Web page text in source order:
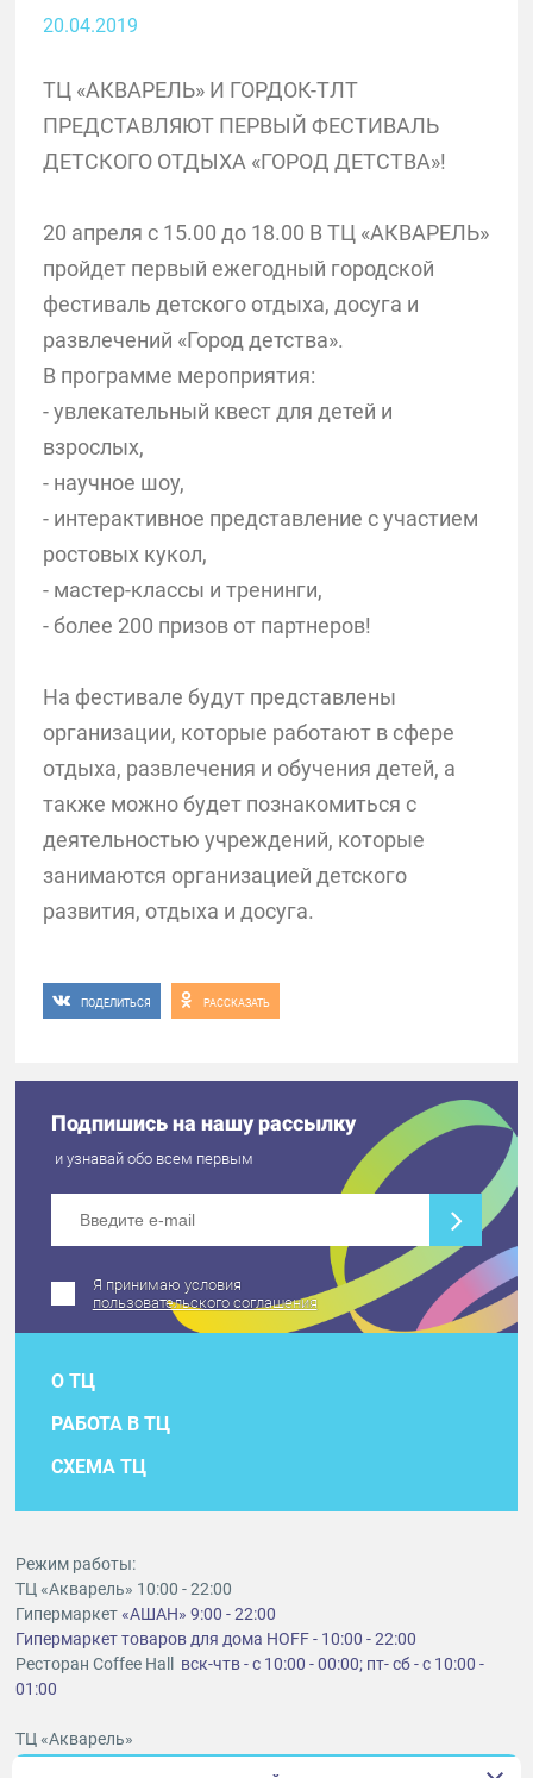
20.04.2019
ТЦ «АКВАРЕЛЬ» И ГОРДОК-ТЛТ
ПРЕДСТАВЛЯЮТ ПЕРВЫЙ ФЕСТИВАЛЬ
ДЕТСКОГО ОТДЫХА «ГОРОД ДЕТСТВА»!
20 апреля с 15.00 до 18.00 В ТЦ «АКВАРЕЛЬ»
пройдет первый ежегодный городской
фестиваль детского отдыха, досуга и
развлечений «Город детства».
В программе мероприятия:
- увлекательный квест для детей и
взрослых,
- научное шоу,
- интерактивное представление с участием
ростовых кукол,
- мастер-классы и тренинги,
- более 200 призов от партнеров!
На фестивале будут представлены
организации, которые работают в сфере
отдыха, развлечения и обучения детей, а
также можно будет познакомиться с
деятельностью учреждений, которые
занимаются организацией детского
развития, отдыха и досуга.
ПОДЕЛИТЬСЯ РАССКАЗАТЬ
Подпишись на нашу рассылку
и узнавай обо всем первым
Я принимаю условия
пользовательского соглашения
О ТЦ
РАБОТА В ТЦ
СХЕМА ТЦ
Режим работы:
ТЦ «Акварель» 10:00 - 22:00
Гипермаркет«АШАН» 9:00 - 22:00
Гипермаркет товаров для дома HOFF - 10:00 - 22:00
Ресторан Coffee Hall вск-чтв - с 10:00 - 00:00; пт- сб - с 10:00 -
01:00
ТЦ «Акварель»